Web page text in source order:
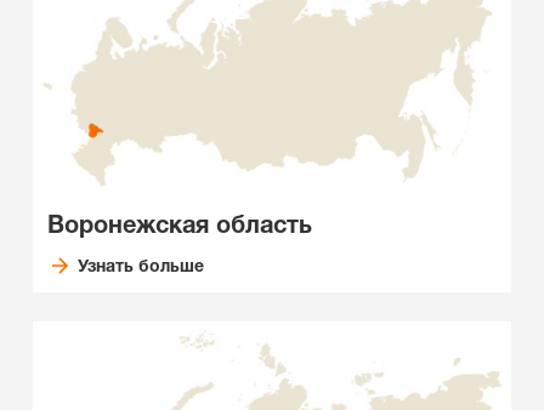
Воронежская область
Узнать больше